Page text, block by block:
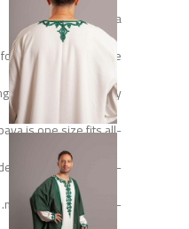
white cotton Jabaliya
your luxurious taste.
this treasured legacy.
-Abaya is one size fits all.
-made of fine cotton fabric.
-model height 185 CM.